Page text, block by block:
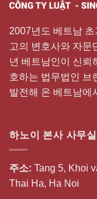
2007년도 베트남
고의 변호사와 자문
년 베트남인이 신뢰
호하는 법무법인 브
발전해 온 베트남에
하노이 본사 사무실
주소: Tang 5, Khoi
Thai Ha, Ha Noi